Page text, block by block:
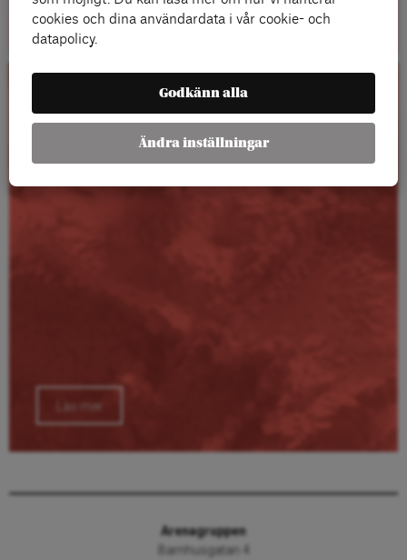
Läs mer
Kalender
Läs mer
Arenagruppen
Barnhusgatan 4
cookies och dina användardata i vår cookie- och
datapolicy.
Godkänn alla
Ändra inställningar